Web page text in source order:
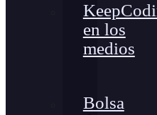
en los
medios
Bolsa